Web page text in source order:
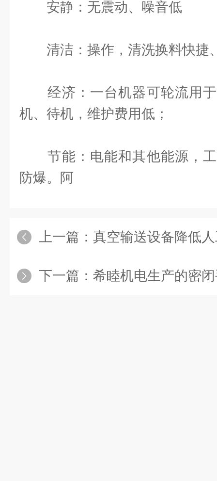
安静：无震动、噪音低
清洁：操作，清洗换料快捷
经济：一台机器可轮流用于
机、待机，维护费用低；
节能：电能和其他能源，工
防爆。阿
上一篇： 真空输送设备降低
下一篇： 希睦机电生产的密闭